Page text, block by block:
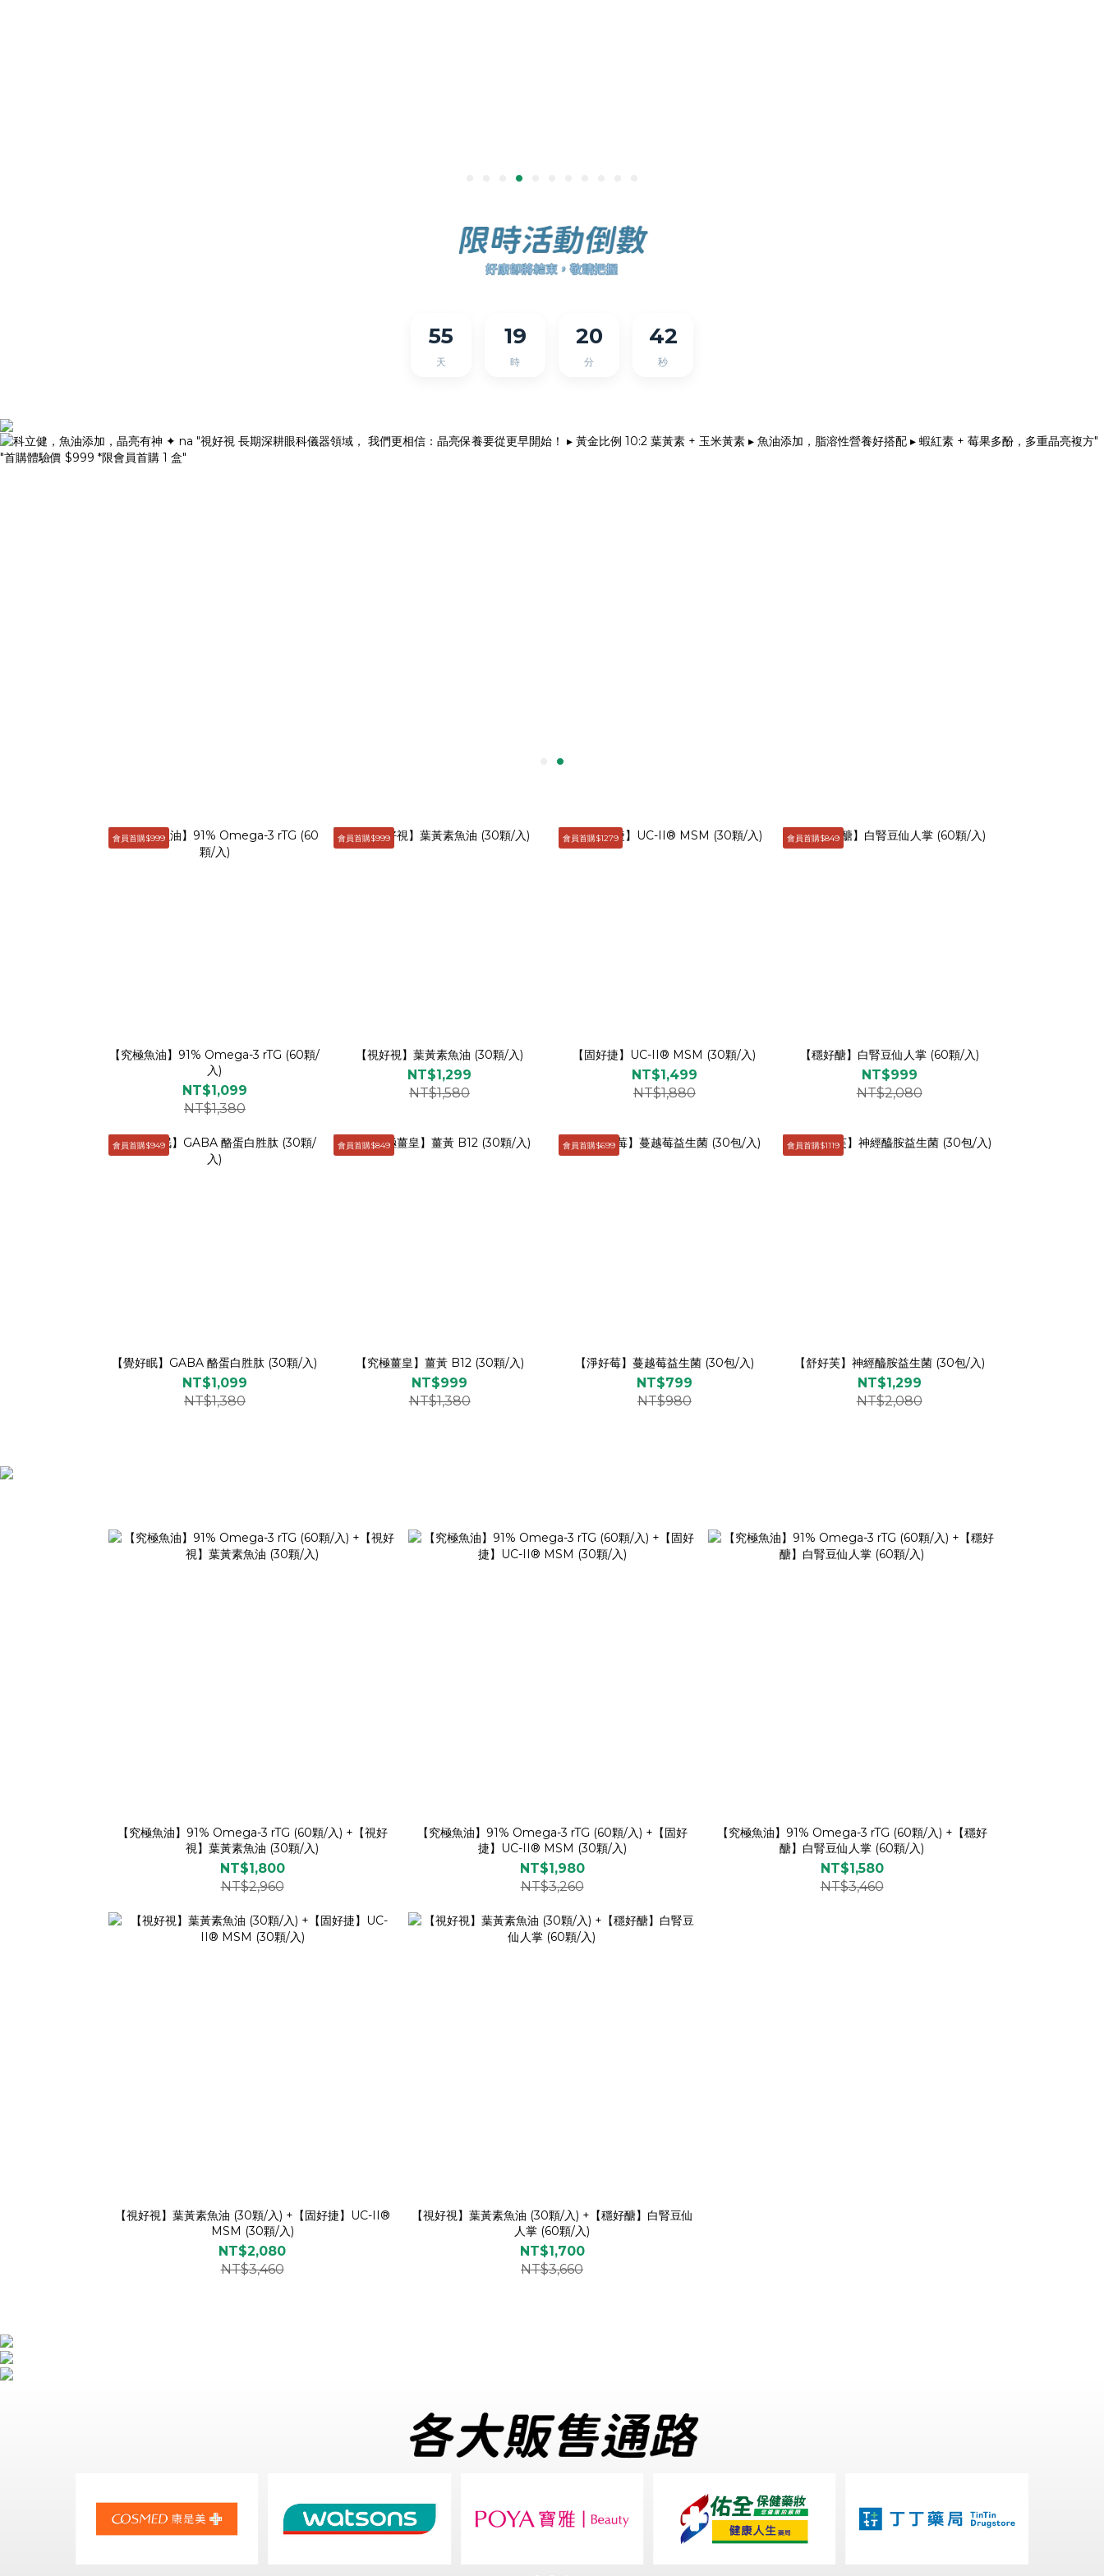
55
天
19
時
20
分
41
秒
會員首購$999
【究極魚油】91% Omega-3 rTG (60顆/
入)
NT$1,099
NT$1,380
會員首購$999
【視好視】葉黃素魚油 (30顆/入)
NT$1,299
NT$1,580
會員首購$1279
【固好捷】UC-II® MSM (30顆/入)
NT$1,499
NT$1,880
會員首購$849
【穩好醣】白腎豆仙人掌 (60顆/入)
NT$999
NT$2,080
會員首購$949
【覺好眠】GABA 酪蛋白胜肽 (30顆/入)
NT$1,099
NT$1,380
會員首購$849
【究極薑皇】薑黃 B12 (30顆/入)
NT$999
NT$1,380
會員首購$699
【淨好莓】蔓越莓益生菌 (30包/入)
NT$799
NT$980
會員首購$1119
【舒好芙】神經醯胺益生菌 (30包/入)
NT$1,299
NT$2,080
【究極魚油】91% Omega-3 rTG (60顆/入) +【視好
視】葉黃素魚油 (30顆/入)
NT$1,800
NT$2,960
【究極魚油】91% Omega-3 rTG (60顆/入) +【固好
捷】UC-II® MSM (30顆/入)
NT$1,980
NT$3,260
【究極魚油】91% Omega-3 rTG (60顆/入) +【穩好
醣】白腎豆仙人掌 (60顆/入)
NT$1,580
NT$3,460
【視好視】葉黃素魚油 (30顆/入) +【固好捷】UC-II®
MSM (30顆/入)
NT$2,080
NT$3,460
【視好視】葉黃素魚油 (30顆/入) +【穩好醣】白腎豆仙
人掌 (60顆/入)
NT$1,700
NT$3,660